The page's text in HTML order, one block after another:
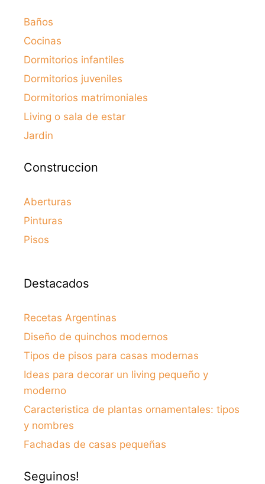
Baños
Cocinas
Dormitorios infantiles
Dormitorios juveniles
Dormitorios matrimoniales
Living o sala de estar
Jardin
Construccion
Aberturas
Pinturas
Pisos
Destacados
Recetas Argentinas
Diseño de quinchos modernos
Tipos de pisos para casas modernas
Ideas para decorar un living pequeño y
moderno
Caracteristica de plantas ornamentales: tipos
y nombres
Fachadas de casas pequeñas
Seguinos!